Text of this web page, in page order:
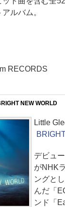
ルバム。
RECORDS
NEW WORLD
Little
デビュ
がNHK
ングと
んだ「
ンド「